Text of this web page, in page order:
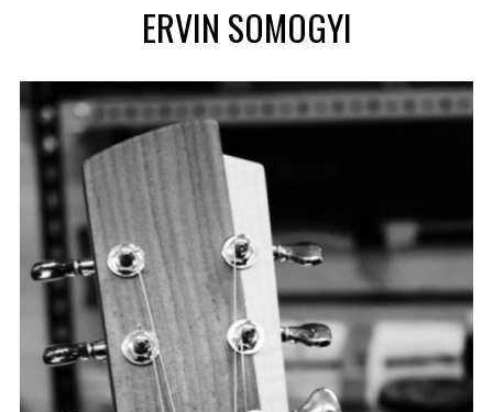
ERVIN SOMOGYI